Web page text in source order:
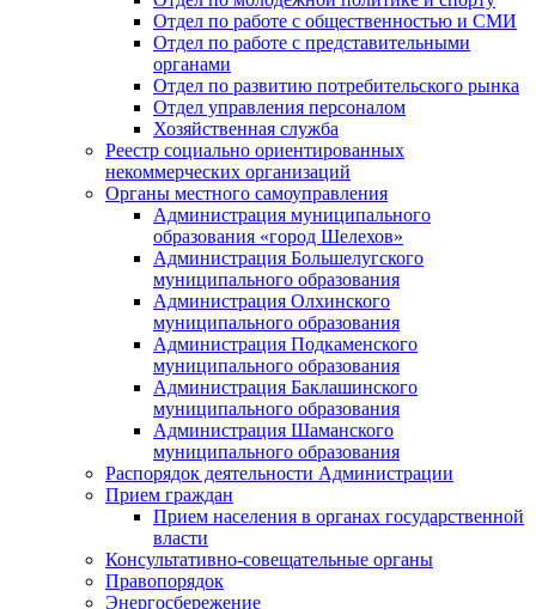
Отдел по работе с общественностью и СМИ
Отдел по работе с представительными
органами
Отдел по развитию потребительского рынка
Отдел управления персоналом
Хозяйственная служба
Реестр социально ориентированных
некоммерческих организаций
Органы местного самоуправления
Администрация муниципального
образования «город Шелехов»
Администрация Большелугского
муниципального образования
Администрация Олхинского
муниципального образования
Администрация Подкаменского
муниципального образования
Администрация Баклашинского
муниципального образования
Администрация Шаманского
муниципального образования
Распорядок деятельности Администрации
Прием граждан
Прием населения в органах государственной
власти
Консультативно-совещательные органы
Правопорядок
Энергосбережение